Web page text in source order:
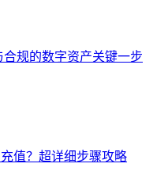
规的数字资产关键一步
值？超详细步骤攻略